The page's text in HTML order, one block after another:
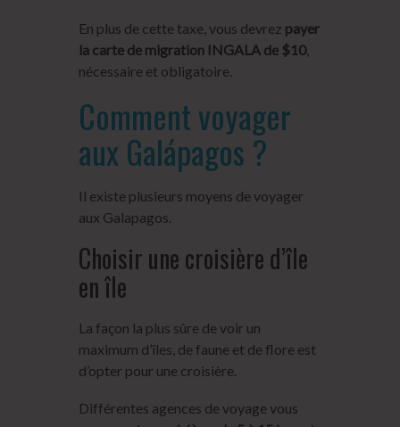
En plus de cette taxe, vous devrez payer
la carte de migration INGALA de $10,
nécessaire et obligatoire.
Comment voyager
aux Galápagos ?
Il existe plusieurs moyens de voyager
aux Galapagos.
Choisir une croisière d’île
en île
La façon la plus sûre de voir un
maximum d’îles, de faune et de flore est
d’opter pour une croisière.
Différentes agences de voyage vous